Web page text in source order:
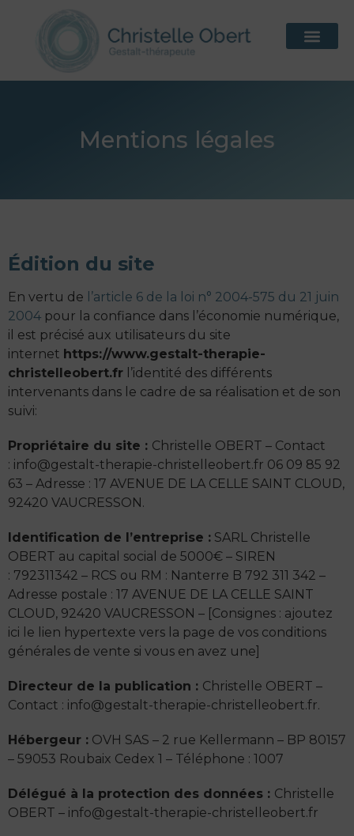
Mentions légales
Édition du site
En vertu de l’article 6 de la loi n° 2004-575 du 21 juin
2004 pour la confiance dans l’économie numérique,
il est précisé aux utilisateurs du site
internet https://www.gestalt-therapie-
christelleobert.fr l’identité des différents
intervenants dans le cadre de sa réalisation et de son
suivi:
Propriétaire du site : Christelle OBERT – Contact
: info@gestalt-therapie-christelleobert.fr 06 09 85 92
63 – Adresse : 17 AVENUE DE LA CELLE SAINT CLOUD,
92420 VAUCRESSON.
Identification de l’entreprise : SARL Christelle
OBERT au capital social de 5000€ – SIREN
: 792311342 – RCS ou RM : Nanterre B 792 311 342 –
Adresse postale : 17 AVENUE DE LA CELLE SAINT
CLOUD, 92420 VAUCRESSON – [Consignes : ajoutez
ici le lien hypertexte vers la page de vos conditions
générales de vente si vous en avez une]
Directeur de la publication : Christelle OBERT –
Contact : info@gestalt-therapie-christelleobert.fr.
Hébergeur : OVH SAS – 2 rue Kellermann – BP 80157
– 59053 Roubaix Cedex 1 – Téléphone : 1007
Délégué à la protection des données : Christelle
OBERT – info@gestalt-therapie-christelleobert.fr